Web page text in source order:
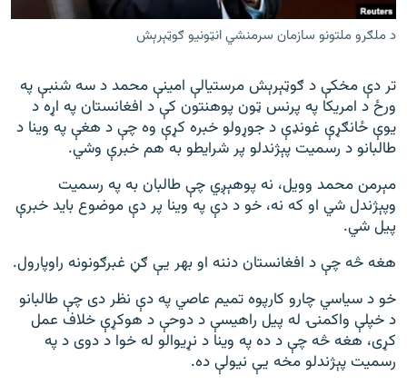
د ملګرو ملتونو سازمان سرمنشي انټونیو ګوټېرېش
تر دې مخکې د ګوټېرېش مرستیالې امینې محمد د سه شنبې په
ورځ د امریکا په پرنس ټون پوهنتون کې د افغانستان په اړه د
یوې ځانګړې غونډې د جوړولو خبره کړې وه چې د هغې په وینا د
طالبانو د رسمیت پېژندلو پر شرایطو به هم خبرې وشي.
مېرمن محمد وویل، نه پوهېږي چې طالبان به په رسمیت
وپېژندل شي او که نه، خو د دې په وینا پر دې موضوع باید خبرې
پیل شي.
هغه څه چې د افغانستان دننه او بهر یې ګڼ غبرګونونه راوپارول.
خو د سیاسي چارو کارپوه تمیم عاصي په دې نظر دی چې طالبانو
د خپلې واکمنۍ له پیل راهیسې د دوحې د هوکړې خلاف عمل
کړی، هغه څه چې د ده په وینا د نړیوالو له خوا د دوی د په
رسمیت پېژندلو مخه یې نیولې ده.